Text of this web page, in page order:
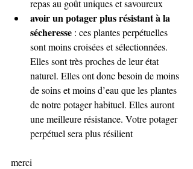
repas au goût uniques et savoureux
avoir un potager plus résistant à la
sécheresse : ces plantes perpétuelles
sont moins croisées et sélectionnées.
Elles sont très proches de leur état
naturel. Elles ont donc besoin de moins
de soins et moins d’eau que les plantes
de notre potager habituel. Elles auront
une meilleure résistance. Votre potager
perpétuel sera plus résilient
merci